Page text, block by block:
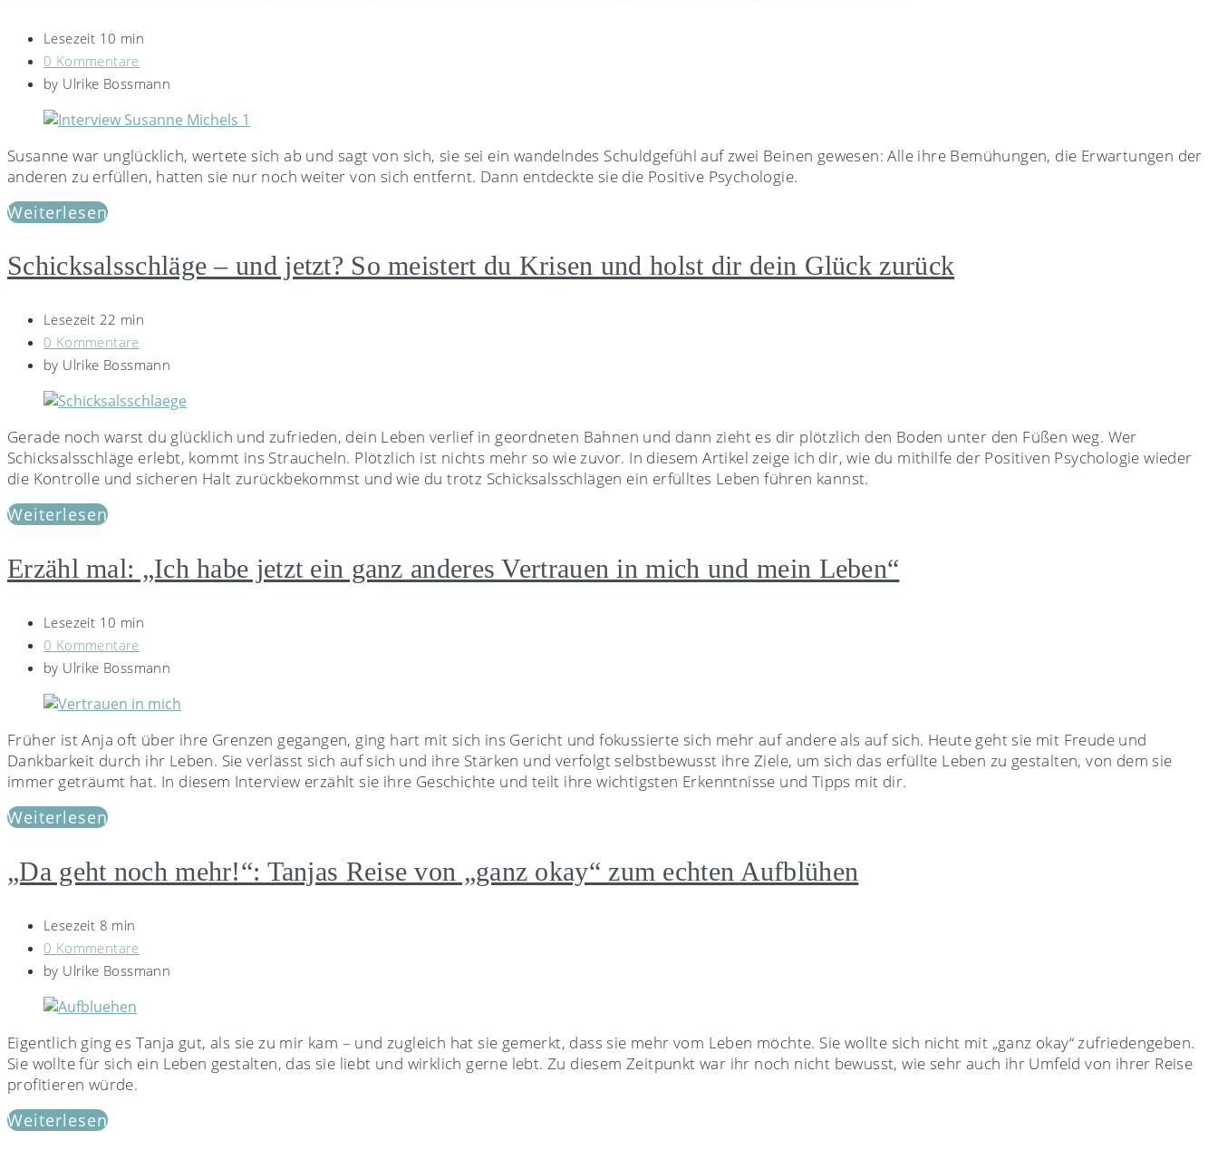
Lesezeit 10 min
0 Kommentare
by Ulrike Bossmann
Susanne war unglücklich, wertete sich ab und sagt von sich, sie sei ein wandelndes Schuldgefühl auf zwei Beinen gewesen: Alle ihre Bemühungen, die Erwartungen der
anderen zu erfüllen, hatten sie nur noch weiter von sich entfernt. Dann entdeckte sie die Positive Psychologie.
Weiterlesen
Schicksalsschläge – und jetzt? So meistert du Krisen und holst dir dein Glück zurück
Lesezeit 22 min
0 Kommentare
by Ulrike Bossmann
Gerade noch warst du glücklich und zufrieden, dein Leben verlief in geordneten Bahnen und dann zieht es dir plötzlich den Boden unter den Füßen weg. Wer
Schicksalsschläge erlebt, kommt ins Straucheln. Plötzlich ist nichts mehr so wie zuvor. In diesem Artikel zeige ich dir, wie du mithilfe der Positiven Psychologie wieder
die Kontrolle und sicheren Halt zurückbekommst und wie du trotz Schicksalsschlägen ein erfülltes Leben führen kannst.
Weiterlesen
Erzähl mal: „Ich habe jetzt ein ganz anderes Vertrauen in mich und mein Leben“
Lesezeit 10 min
0 Kommentare
by Ulrike Bossmann
Früher ist Anja oft über ihre Grenzen gegangen, ging hart mit sich ins Gericht und fokussierte sich mehr auf andere als auf sich. Heute geht sie mit Freude und
Dankbarkeit durch ihr Leben. Sie verlässt sich auf sich und ihre Stärken und verfolgt selbstbewusst ihre Ziele, um sich das erfüllte Leben zu gestalten, von dem sie
immer geträumt hat. In diesem Interview erzählt sie ihre Geschichte und teilt ihre wichtigsten Erkenntnisse und Tipps mit dir.
Weiterlesen
„Da geht noch mehr!“: Tanjas Reise von „ganz okay“ zum echten Aufblühen
Lesezeit 8 min
0 Kommentare
by Ulrike Bossmann
Eigentlich ging es Tanja gut, als sie zu mir kam – und zugleich hat sie gemerkt, dass sie mehr vom Leben möchte. Sie wollte sich nicht mit „ganz okay“ zufriedengeben.
Sie wollte für sich ein Leben gestalten, das sie liebt und wirklich gerne lebt. Zu diesem Zeitpunkt war ihr noch nicht bewusst, wie sehr auch ihr Umfeld von ihrer Reise
profitieren würde.
Weiterlesen